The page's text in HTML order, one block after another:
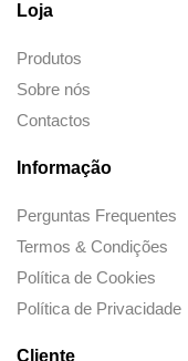
Loja
Produtos
Sobre nós
Contactos
Informação
Perguntas Frequentes
Termos & Condições
Política de Cookies
Política de Privacidade
Cliente